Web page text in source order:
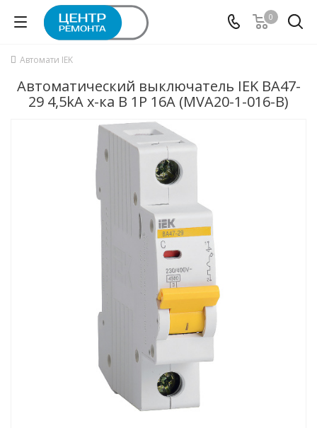
0
Автомати IEK
Автоматический выключатель IEK ВА47-
29 4,5kA х-ка B 1P 16А (MVA20-1-016-B)